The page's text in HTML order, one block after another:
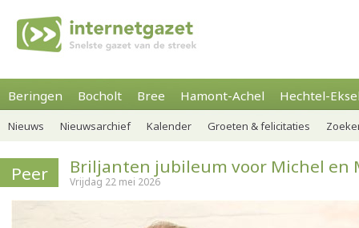
Beringen Bocholt Bree Hamont-Achel Hechtel-
Nieuws Nieuwsarchief Kalender Groeten & felicitaties
Peer Briljanten jubileum voor Michel en
Vrijdag 22 mei 2026